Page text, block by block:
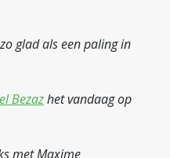
glad als een paling in
Bezazhet vandaag op
met Maxime